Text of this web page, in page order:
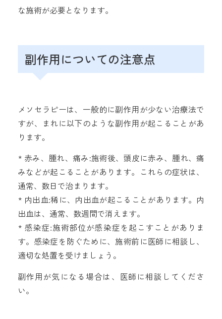
な施術が必要となります。
副作用についての注意点
メソセラピーは、一般的に副作用が少ない治療法で
すが、まれに以下のような副作用が起こることがあ
ります。
* 赤み、腫れ、痛み:施術後、頭皮に赤み、腫れ、痛
みなどが起こることがあります。これらの症状は、
通常、数日で治まります。
* 内出血:稀に、内出血が起こることがあります。内
出血は、通常、数週間で消えます。
* 感染症:施術部位が感染症を起こすことがありま
す。感染症を防ぐために、施術前に医師に相談し、
適切な処置を受けましょう。
副作用が気になる場合は、医師に相談してくださ
い。